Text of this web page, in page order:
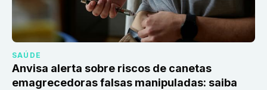
SAÚDE
Anvisa alerta sobre riscos de canetas
emagrecedoras falsas manipuladas: saiba